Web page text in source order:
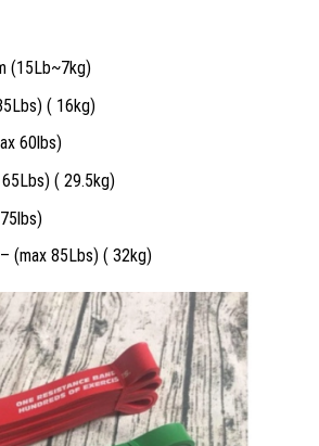
(15Lb~7kg)
( 16kg)
60lbs)
( 29.5kg)
(max 85Lbs) ( 32kg)